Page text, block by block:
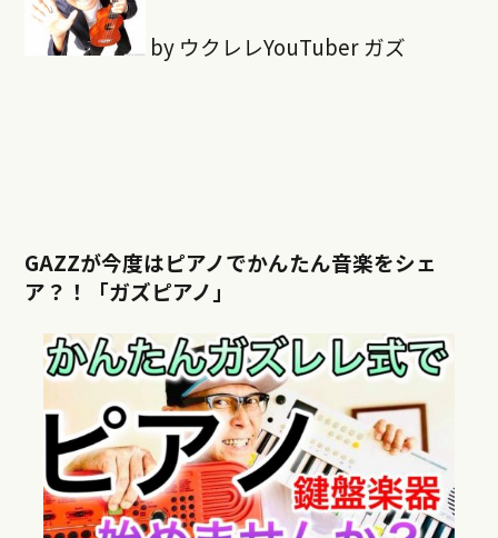
by ウクレレYouTuber ガズ
GAZZが今度はピアノでかんたん音楽をシェ
ア？！「ガズピアノ」